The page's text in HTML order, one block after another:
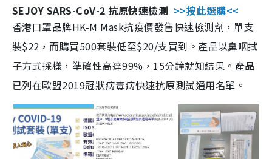
SEJOY SARS-CoV-2 抗原快速檢測 >>按此選購<<
香港口罩品牌HK-M Mask抗疫價發售快速檢測劑，單支
裝$22，而購買500套裝低至$20/支買到。產品以鼻咽拭
子方式採樣，準確性高達99%，15分鐘就知結果。產品
已列在歐盟2019冠狀病毒病快速抗原測試通用名單。